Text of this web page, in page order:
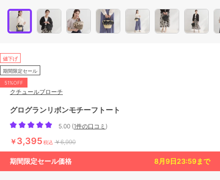
値下げ
期間限定セール
51%OFF
クチュールブローチ
グログランリボンモチーフトート
5.00 (1件の口コミ )
￥3,395税込 ￥6,990
期間限定セール価格 8月9日23:59まで